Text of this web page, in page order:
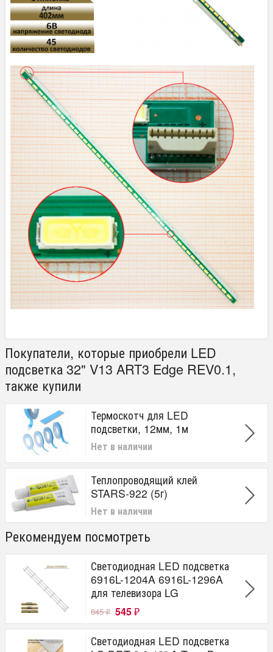
Покупатели, которые приобрели LED
подсветка 32" V13 ART3 Edge REV0.1,
также купили
Термоскотч для LED
подсветки, 12мм, 1м
Нет в наличии
Теплопроводящий клей
STARS-922 (5г)
Нет в наличии
Рекомендуем посмотреть
Светодиодная LED подсветка
6916L-1204A 6916L-1296A
для телевизора LG
845₽ 545 ₽
Светодиодная LED подсветка